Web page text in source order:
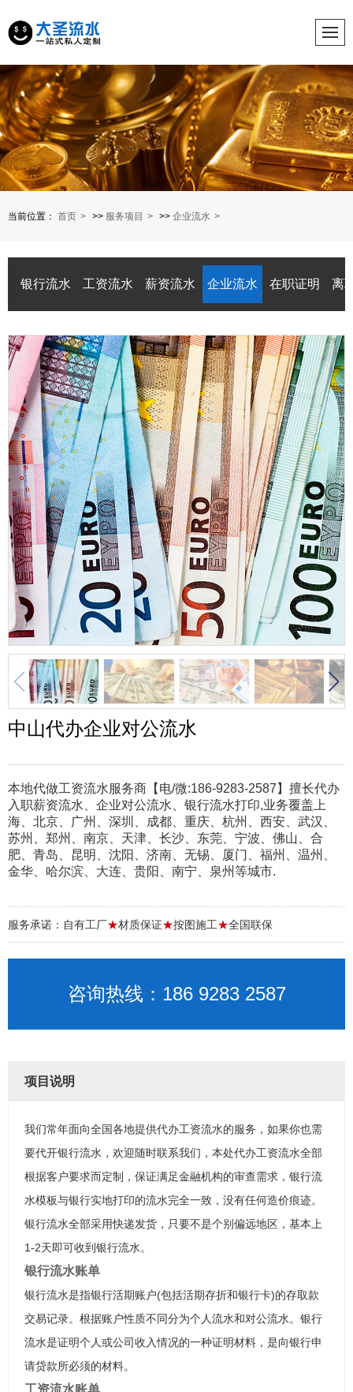
当前位置： 首页 >> 服务项目 >> 企业流水
银行流水 工资流水 薪资流水 企业流水 在职证明 离
中山代办企业对公流水
本地代做工资流水服务商【电/微:186-9283-2587】擅长代办
入职薪资流水、企业对公流水、银行流水打印,业务覆盖上
海、北京、广州、深圳、成都、重庆、杭州、西安、武汉、
苏州、郑州、南京、天津、长沙、东莞、宁波、佛山、合
肥、青岛、昆明、沈阳、济南、无锡、厦门、福州、温州、
金华、哈尔滨、大连、贵阳、南宁、泉州等城市.
服务承诺：自有工厂★材质保证★按图施工★全国联保
咨询热线：186 9283 2587
项目说明
我们常年面向全国各地提供代办工资流水的服务，如果你也需
要代开银行流水，欢迎随时联系我们，本处代办工资流水全部
根据客户要求而定制，保证满足金融机构的审查需求，银行流
水模板与银行实地打印的流水完全一致，没有任何造价痕迹。
银行流水全部采用快递发货，只要不是个别偏远地区，基本上
1-2天即可收到银行流水。
银行流水账单
银行流水是指银行活期账户(包括活期存折和银行卡)的存取款
交易记录。根据账户性质不同分为个人流水和对公流水。银行
流水是证明个人或公司收入情况的一种证明材料，是向银行申
请贷款所必须的材料。
工资流水账单